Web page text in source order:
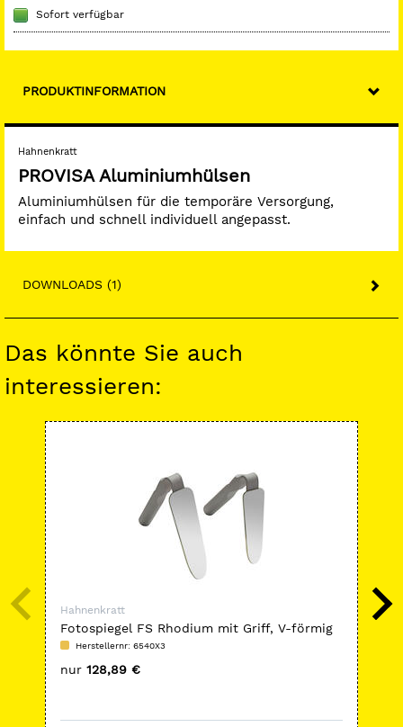
Sofort verfügbar
PRODUKTINFORMATION
Hahnenkratt
PROVISA Aluminiumhülsen
Aluminiumhülsen für die temporäre Versorgung,
einfach und schnell individuell angepasst.
DOWNLOADS (1)
Das könnte Sie auch
interessieren:
Hahnenkratt
Fotospiegel FS Rhodium mit Griff, V-förmig
Herstellernr: 6540X3
nur 128,89 €